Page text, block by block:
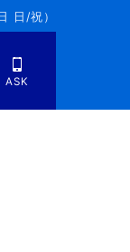
日/祝）
ASK